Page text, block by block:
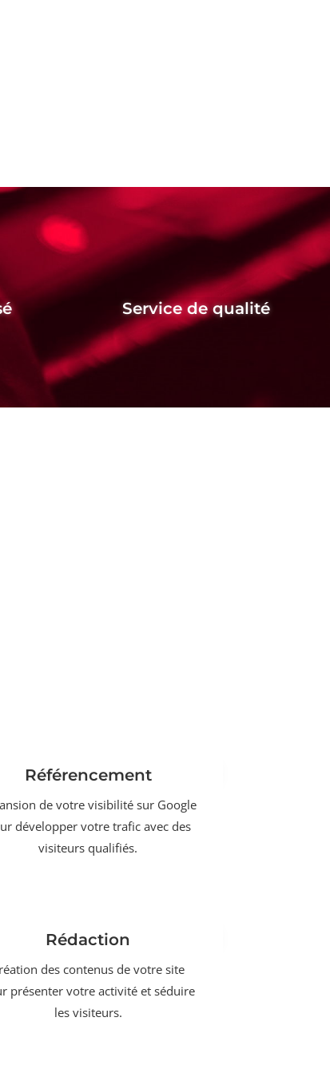
Service de qualité
Référencement
de votre visibilité sur Google
développer votre trafic avec des
visiteurs qualifiés.
Rédaction
des contenus de votre site
présenter votre activité et séduire
les visiteurs.